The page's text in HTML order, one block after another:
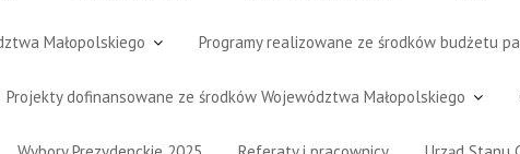
Małopolskiego Programy realizowane ze środków budżetu
Projekty dofinansowane ze środków Województwa Małopolskiego